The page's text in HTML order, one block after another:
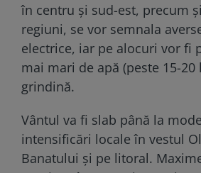
în centru și sud-est, precum
regiuni, se vor semnala
electrice, iar pe alocuri vor fi
mai mari de apă (peste 15-20
grindină.
Vântul va fi slab până la
intensificări locale în vestul
Banatului și pe litoral.